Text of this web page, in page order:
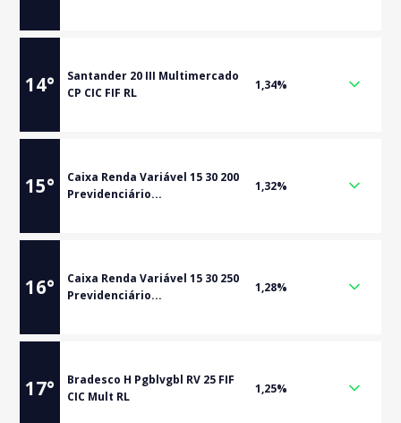
14°
Santander 20 III Multimercado
CP CIC FIF RL
1,34%
15°
Caixa Renda Variável 15 30 200
Previdenciário...
1,32%
16°
Caixa Renda Variável 15 30 250
Previdenciário...
1,28%
17°
Bradesco H Pgblvgbl RV 25 FIF
CIC Mult RL
1,25%